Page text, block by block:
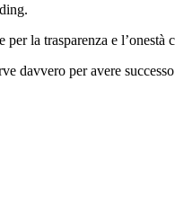
la trasparenza e
davvero per avere